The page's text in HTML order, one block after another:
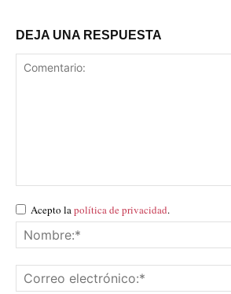
DEJA UNA RESPUESTA
Acepto lapolítica de privacidad.